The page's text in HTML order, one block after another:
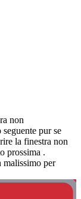
non
pur se
la finestra non
prossima .
per